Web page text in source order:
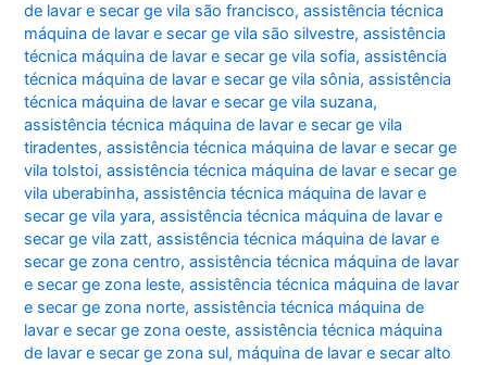
de lavar e secar ge vila são francisco,assistência técnica
máquina de lavar e secar ge vila são silvestre,assistência
técnica máquina de lavar e secar ge vila sofia,assistência
técnica máquina de lavar e secar ge vila sônia,assistência
técnica máquina de lavar e secar ge vila suzana,
assistência técnica máquina de lavar e secar ge vila
tiradentes,assistência técnica máquina de lavar e secar ge
vila tolstoi,assistência técnica máquina de lavar e secar ge
vila uberabinha,assistência técnica máquina de lavar e
secar ge vila yara,assistência técnica máquina de lavar e
secar ge vila zatt,assistência técnica máquina de lavar e
secar ge zona centro,assistência técnica máquina de lavar
e secar ge zona leste,assistência técnica máquina de lavar
e secar ge zona norte,assistência técnica máquina de
lavar e secar ge zona oeste,assistência técnica máquina
de lavar e secar ge zona sul, máquina de lavar e secar alto